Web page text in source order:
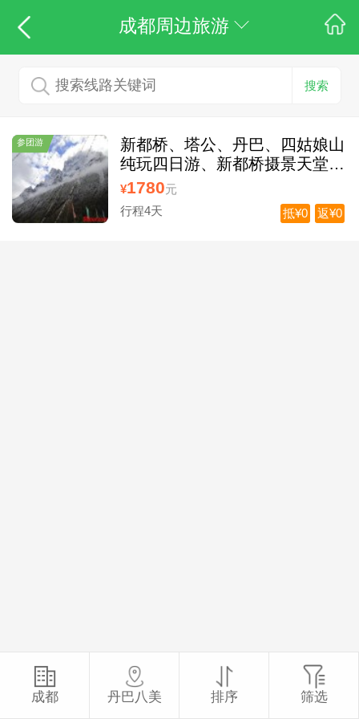
成都周边旅游
搜索
参团游
新都桥、塔公、丹巴、四姑娘山
纯玩四日游、新都桥摄景天堂、
塔公草原
¥1780元
行程4天
返¥0
抵¥0
成都 丹巴八美 排序 筛选